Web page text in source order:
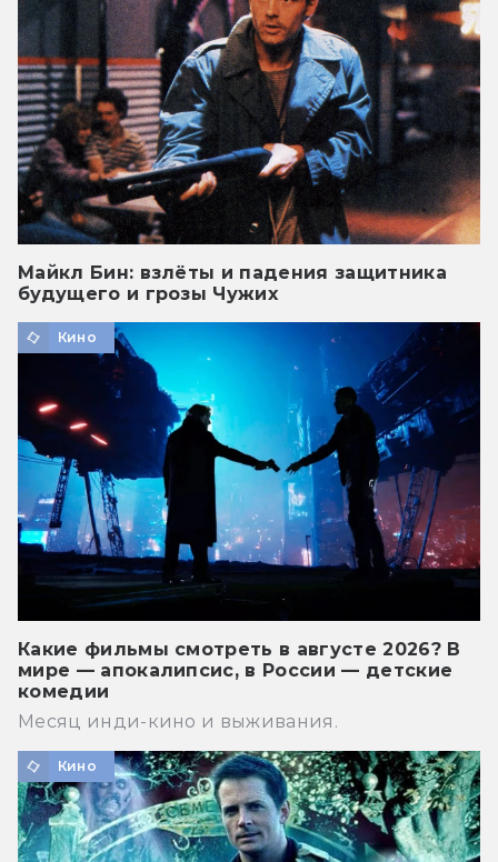
Майкл Бин: взлёты и падения защитника
будущего и грозы Чужих
Кино
Какие фильмы смотреть в августе 2026? В
мире — апокалипсис, в России — детские
комедии
Месяц инди-кино и выживания.
Кино